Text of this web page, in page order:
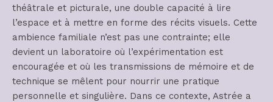
théâtrale et picturale, une double capacité à lire
l’espace et à mettre en forme des récits visuels. Cette
ambience familiale n’est pas une contrainte; elle
devient un laboratoire où l’expérimentation est
encouragée et où les transmissions de mémoire et de
technique se mêlent pour nourrir une pratique
personnelle et singulière. Dans ce contexte, Astrée a